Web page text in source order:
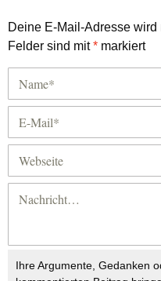
Deine E-Mail-Adresse wird
Felder sind mit* markiert
Ihre Argumente, Gedanken